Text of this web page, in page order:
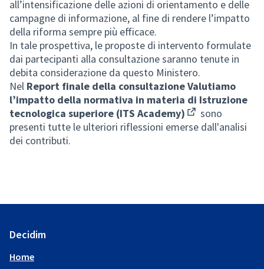
all’intensificazione delle azioni di orientamento e delle
campagne di informazione, al fine di rendere l’impatto
della riforma sempre più efficace.
In tale prospettiva, le proposte di intervento formulate
dai partecipanti alla consultazione saranno tenute in
debita considerazione da questo Ministero.
Nel Report finale della consultazione Valutiamo
l’impatto della normativa in materia di Istruzione
tecnologica superiore (ITS Academy)
(Opens in new
sono
presenti tutte le ulteriori riflessioni emerse dall'analisi
dei contributi.
Decidim
Home